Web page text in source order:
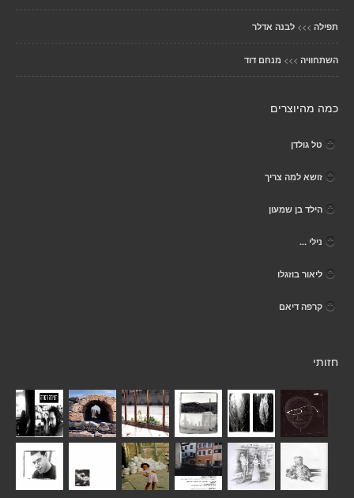
תפילה >>> לבנה אדלר
השתחוויה >>> מנחם דוד
כמה מהיוצרים
טל גולדן
זושא למה צריך
הילד בן שמעון
נילי ...
ליאור בוזגלו
קרפה דיאם
חזותי